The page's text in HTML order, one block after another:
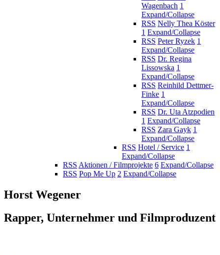
Wagenbach 1
Expand/Collapse
RSS Nelly Thea Köster
1 Expand/Collapse
RSS Peter Ryzek 1
Expand/Collapse
RSS Dr. Regina
Lissowska 1
Expand/Collapse
RSS Reinhild Dettmer-
Finke 1
Expand/Collapse
RSS Dr. Uta Atzpodien
1 Expand/Collapse
RSS Zara Gayk 1
Expand/Collapse
RSS Hotel / Service 1
Expand/Collapse
RSS Aktionen / Filmprojekte 6 Expand/Collapse
RSS Pop Me Up 2 Expand/Collapse
Horst Wegener
Rapper, Unternehmer und Filmproduzent